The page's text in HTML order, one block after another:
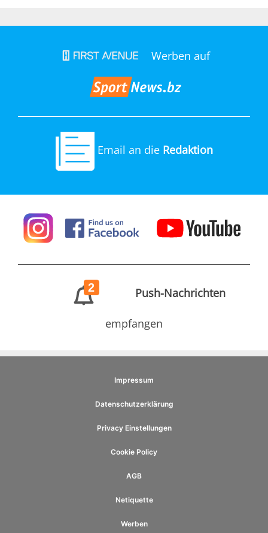
Werben auf
Email an die Redaktion
2 Push-Nachrichten
empfangen
Impressum
Datenschutzerklärung
Privacy Einstellungen
Cookie Policy
AGB
Netiquette
Werben